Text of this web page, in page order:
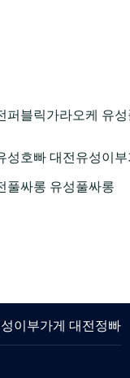
퍼블릭가라오케 유
성호빠 대전유성이
풀싸롱 유성풀싸롱
이부가게 대전정빠